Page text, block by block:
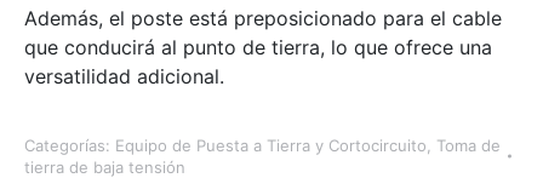
Además, el poste está preposicionado para el cable
que conducirá al punto de tierra, lo que ofrece una
versatilidad adicional.
Categorías: Equipo de Puesta a Tierra y Cortocircuito
Toma de
tierra de baja tensión